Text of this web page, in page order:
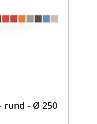
rund - Ø 250